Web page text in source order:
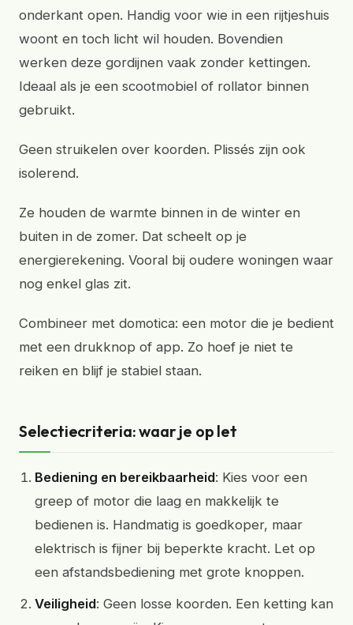
onderkant open. Handig voor wie in een rijtjeshuis
woont en toch licht wil houden. Bovendien
werken deze gordijnen vaak zonder kettingen.
Ideaal als je een scootmobiel of rollator binnen
gebruikt.
Geen struikelen over koorden. Plissés zijn ook
isolerend.
Ze houden de warmte binnen in de winter en
buiten in de zomer. Dat scheelt op je
energierekening. Vooral bij oudere woningen waar
nog enkel glas zit.
Combineer met domotica: een motor die je bedient
met een drukknop of app. Zo hoef je niet te
reiken en blijf je stabiel staan.
Selectiecriteria: waar je op let
Bediening en bereikbaarheid: Kies voor een
greep of motor die laag en makkelijk te
bedienen is. Handmatig is goedkoper, maar
elektrisch is fijner bij beperkte kracht. Let op
een afstandsbediening met grote knoppen.
Veiligheid: Geen losse koorden. Een ketting kan